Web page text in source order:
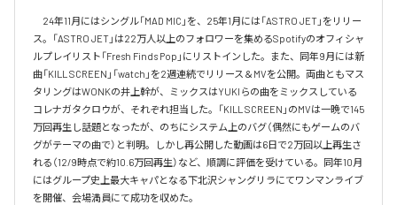
24年11月にはシングル「MAD MIC」を、25年1月には「ASTRO JET」をリリー
ス。「ASTRO JET」は22万人以上のフォロワーを集めるSpotifyのオフィシャ
ルプレイリスト「Fresh Finds Pop」にリストインした。また、同年9月には新
曲「KILL SCREEN」「watch」を2週連続でリリース＆MVを公開。両曲ともマス
タリングはWONKの井上幹が、ミックスはYUKIらの曲をミックスしている
コレナガタクロウが、それぞれ担当した。「KILL SCREEN」のMVは一晩で145
万回再生し話題となったが、のちにシステム上のバグ（偶然にもゲームのバ
グがテーマの曲で）と判明。しかし再公開した動画は6日で2万回以上再生さ
れる（12/9時点で約10.6万回再生）など、順調に評価を受けている。同年10月
にはグループ史上最大キャパとなる下北沢シャングリラにてワンマンライブ
を開催、会場満員にて成功を収めた。